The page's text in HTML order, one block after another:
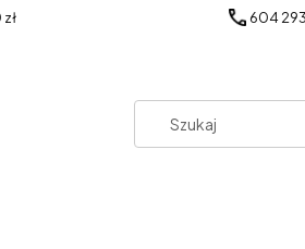
604